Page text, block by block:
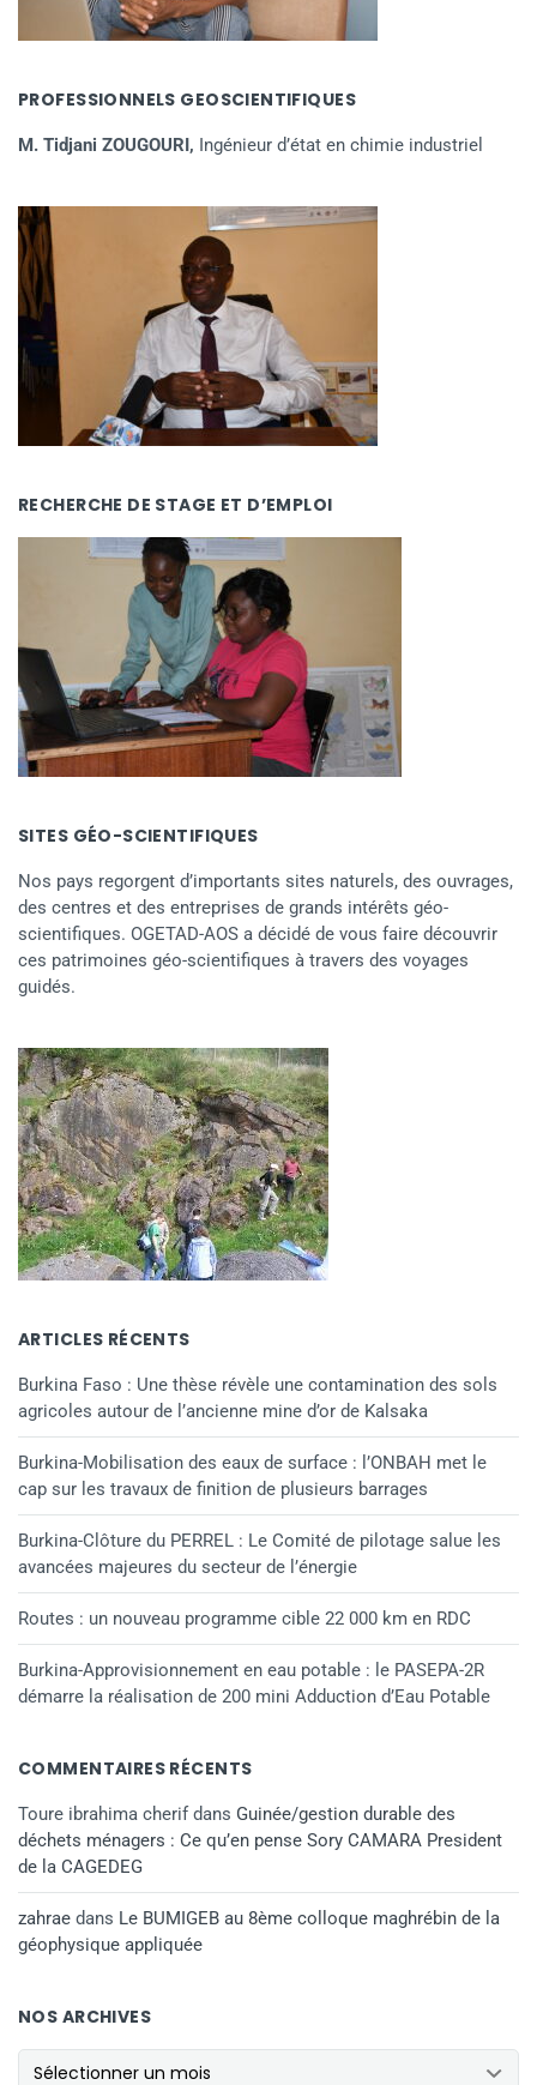
PROFESSIONNELS GEOSCIENTIFIQUES
M. Tidjani ZOUGOURI, Ingénieur d’état en chimie industriel
RECHERCHE DE STAGE ET D’EMPLOI
SITES GÉO-SCIENTIFIQUES
Nos pays regorgent d’importants sites naturels, des ouvrages,
des centres et des entreprises de grands intérêts géo-
scientifiques. OGETAD-AOS a décidé de vous faire découvrir
ces patrimoines géo-scientifiques à travers des voyages
guidés.
ARTICLES RÉCENTS
Burkina Faso : Une thèse révèle une contamination des sols
agricoles autour de l’ancienne mine d’or de Kalsaka
Burkina-Mobilisation des eaux de surface : l’ONBAH met le
cap sur les travaux de finition de plusieurs barrages
Burkina-Clôture du PERREL : Le Comité de pilotage salue les
avancées majeures du secteur de l’énergie
Routes : un nouveau programme cible 22 000 km en RDC
Burkina-Approvisionnement en eau potable : le PASEPA-2R
démarre la réalisation de 200 mini Adduction d’Eau Potable
COMMENTAIRES RÉCENTS
Toure ibrahima cherifdans Guinée/gestion durable des
déchets ménagers : Ce qu’en pense Sory CAMARA President
de la CAGEDEG
zahrae dans Le BUMIGEB au 8ème colloque maghrébin de la
géophysique appliquée
NOS ARCHIVES
NOS ARCHIVES